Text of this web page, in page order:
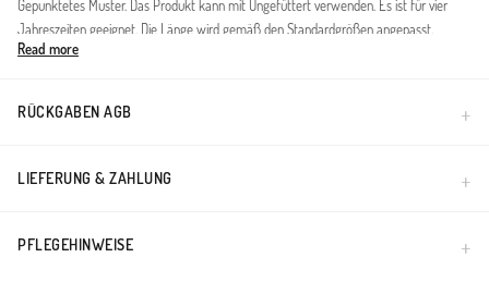
Gepunktetes Muster. Das Produkt kann mit Ungefüttert verwenden. Es ist für vier
Jahreszeiten geeignet. Die Länge wird gemäß den Standardgrößen angepasst.
Vereinen Sie Stil und Bequemlichkeit mit diesem Rock mit Blumenmuster, der speziell
Ganzjahres-Qualität ist er ein vielseitiger Begleiter für jede Saison. Die hochwertige
Polyester-Gewebe für maximalen Tragekomfort.Design: Der elastische Bund
schmeichelt.Kombinations-Tipp: Kombinieren Sie den Rock mit einer schlichten Bluse
Read more
RÜCKGABEN AGB
LIEFERUNG & ZAHLUNG
PFLEGEHINWEISE